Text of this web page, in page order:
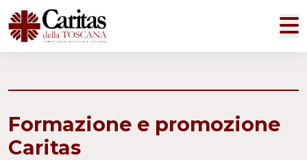
Formazione e promozione
Caritas